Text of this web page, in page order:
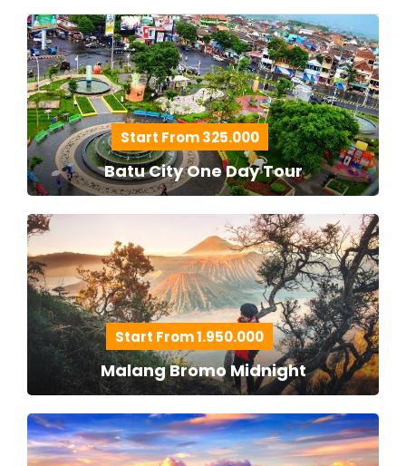
Start From 325.000
Batu City One Day Tour
Start From 1.950.000
Malang Bromo Midnight